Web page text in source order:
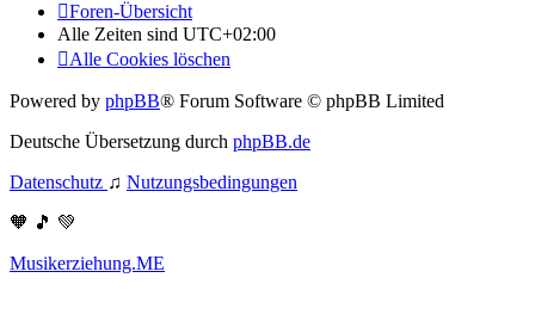
Foren-Übersicht
Alle Zeiten sind UTC+02:00
Alle Cookies löschen
Powered by phpBB® Forum Software © phpBB Limited
Deutsche Übersetzung durch phpBB.de
Datenschutz ♫ Nutzungsbedingungen
🧡 🎵 💚
Musikerziehung.ME